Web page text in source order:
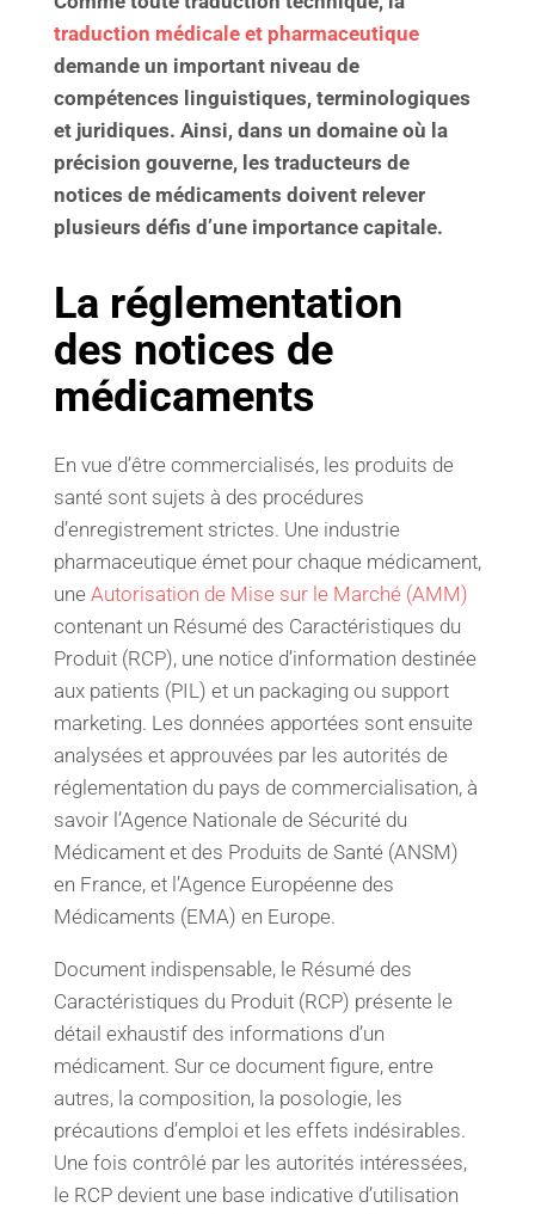
traduction médicale et pharmaceutique
demande un important niveau de
compétences linguistiques, terminologiques
et juridiques. Ainsi, dans un domaine où la
précision gouverne, les traducteurs de
notices de médicaments doivent relever
plusieurs défis d’une importance capitale.
La réglementation
des notices de
médicaments
En vue d’être commercialisés, les produits de
santé sont sujets à des procédures
d’enregistrement strictes. Une industrie
pharmaceutique émet pour chaque médicament,
une Autorisation de Mise sur le Marché (AMM)
contenant un Résumé des Caractéristiques du
Produit (RCP), une notice d’information destinée
aux patients (PIL) et un packaging ou support
marketing. Les données apportées sont ensuite
analysées et approuvées par les autorités de
réglementation du pays de commercialisation, à
savoir l’Agence Nationale de Sécurité du
Médicament et des Produits de Santé (ANSM)
en France, et l’Agence Européenne des
Médicaments (EMA) en Europe.
Document indispensable, le Résumé des
Caractéristiques du Produit (RCP) présente le
détail exhaustif des informations d’un
médicament. Sur ce document figure, entre
autres, la composition, la posologie, les
précautions d’emploi et les effets indésirables.
Une fois contrôlé par les autorités intéressées,
le RCP devient une base indicative d’utilisation